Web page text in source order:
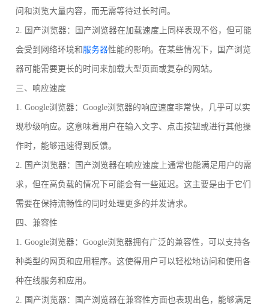
问和浏览大量内容，而无需等待过长时间。
2. 国产浏览器：国产浏览器在加载速度上同样表现不俗，但可能
会受到网络环境和服务器性能的影响。在某些情况下，国产浏览
器可能需要更长的时间来加载大型页面或复杂的网站。
三、响应速度
1. Google浏览器：Google浏览器的响应速度非常快，几乎可以实
现秒级响应。这意味着用户在输入文字、点击按钮或进行其他操
作时，能够迅速得到反馈。
2. 国产浏览器：国产浏览器在响应速度上通常也能满足用户的需
求，但在高负载的情况下可能会有一些延迟。这主要是由于它们
需要在保持流畅性的同时处理更多的并发请求。
四、兼容性
1. Google浏览器：Google浏览器拥有广泛的兼容性，可以支持各
种类型的网页和应用程序。这使得用户可以轻松地访问和使用各
种在线服务和应用。
2. 国产浏览器：国产浏览器在兼容性方面也表现出色，能够满足